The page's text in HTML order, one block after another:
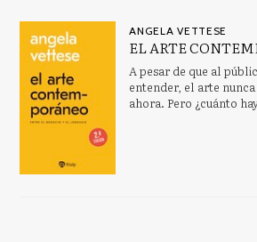
MATERIAS
Antropología
Aprendizaje abierto, educación en el
Arqueología de Oriente Próximo y Oriente
ANGELA VETTESE
EL ARTE
A pesar de que al
entender, el arte
ahora. Pero ¿cuánto